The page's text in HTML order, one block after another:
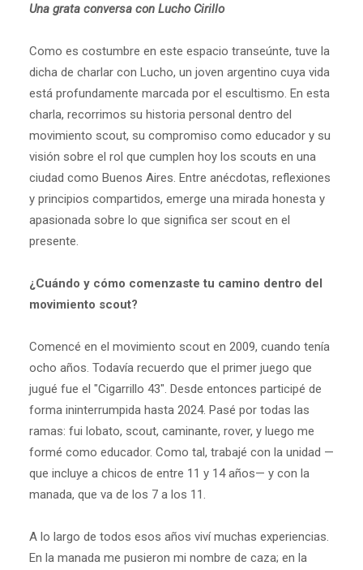
Una grata conversa con Lucho Cirillo
Como es costumbre en este espacio transeúnte, tuve la
dicha de charlar con Lucho, un joven argentino cuya vida
está profundamente marcada por el escultismo. En esta
charla, recorrimos su historia personal dentro del
movimiento scout, su compromiso como educador y su
visión sobre el rol que cumplen hoy los scouts en una
ciudad como Buenos Aires. Entre anécdotas, reflexiones
y principios compartidos, emerge una mirada honesta y
apasionada sobre lo que significa ser scout en el
presente.
¿Cuándo y cómo comenzaste tu camino dentro del
movimiento scout?
Comencé en el movimiento scout en 2009, cuando tenía
ocho años. Todavía recuerdo que el primer juego que
jugué fue el "Cigarrillo 43". Desde entonces participé de
forma ininterrumpida hasta 2024. Pasé por todas las
ramas: fui lobato, scout, caminante, rover, y luego me
formé como educador. Como tal, trabajé con la unidad —
que incluye a chicos de entre 11 y 14 años— y con la
manada, que va de los 7 a los 11.
A lo largo de todos esos años viví muchas experiencias.
En la manada me pusieron mi nombre de caza; en la